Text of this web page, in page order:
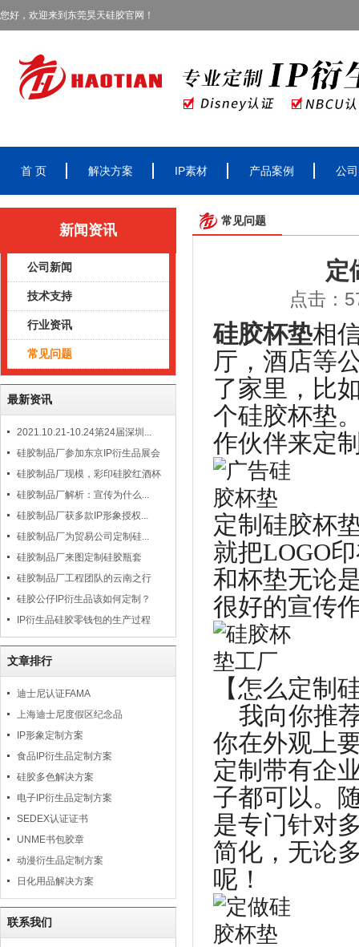
您好，欢迎来到东莞昊天硅胶官网！
首 页 解决方案 IP素材 产品案例 公
新闻资讯
公司新闻
技术支持
行业资讯
常见问题
最新资讯
2021.10.21-10.24第24届深圳...
硅胶制品厂参加东京IP衍生品展会
硅胶制品厂现模，彩印硅胶红酒杯
硅胶制品厂解析：宣传为什么...
硅胶制品厂获多款IP形象授权...
硅胶制品厂为贸易公司定制硅...
硅胶制品厂来图定制硅胶瓶套
硅胶制品厂工程团队的云南之行
硅胶公仔IP衍生品该如何定制？
IP衍生品硅胶零钱包的生产过程
文章排行
迪士尼认证FAMA
上海迪士尼度假区纪念品
IP形象定制方案
食品IP衍生品定制方案
硅胶多色解决方案
电子IP衍生品定制方案
SEDEX认证证书
UNME书包胶章
动漫衍生品定制方案
日化用品解决方案
联系我们
常见问题
定
点击：
硅胶杯垫相
厅，酒店等
了家里，比
个硅胶杯垫
作伙伴来定
定制硅胶杯
就把LOGO
和杯垫无论
很好的宣传
【怎么定制
我向你推
你在外观上
定制带有企
子都可以。
是专门针对
简化，无论
呢！